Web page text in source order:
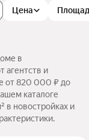
Цена
в
агентств и
от 820 000 ₽ до
каталоге
в новостройках и